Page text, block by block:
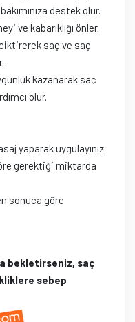
destek olur.
ve kabarıklığı önler.
saç ve saç
kazanarak saç
olur.
yaparak uygulayınız.
gerektiği miktarda
sonuca göre
bekletirseniz, saç
sebep